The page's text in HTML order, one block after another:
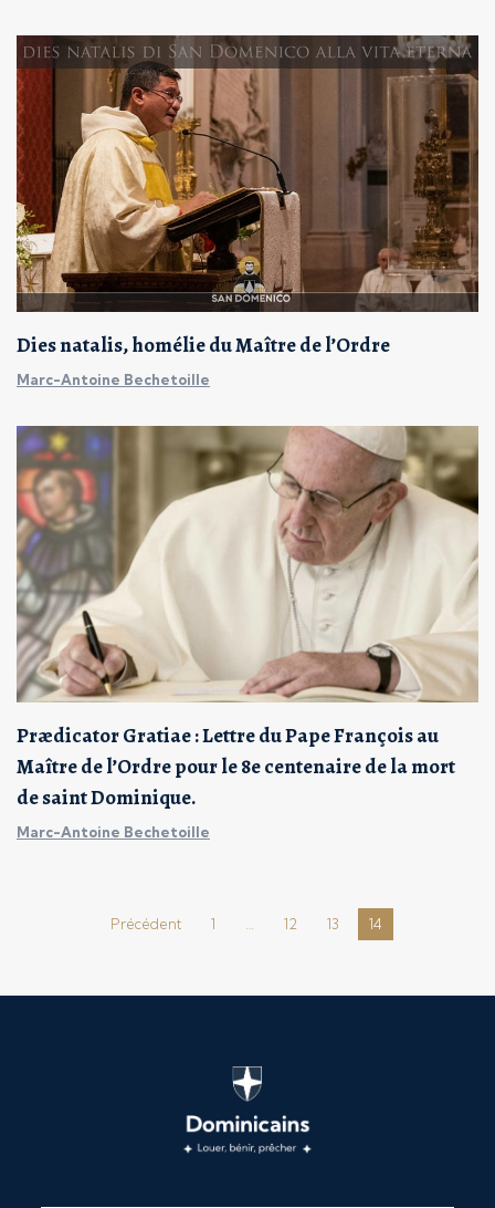
Dies natalis, homélie du Maître de l’Ordre
Marc-Antoine Bechetoille
Prædicator Gratiae : Lettre du Pape François au
Maître de l’Ordre pour le 8e centenaire de la mort
de saint Dominique.
Marc-Antoine Bechetoille
Précédent 1 12 13 14